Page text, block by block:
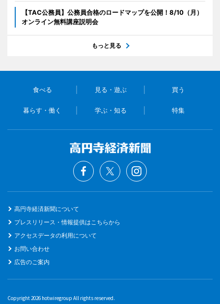
【TAC公務員】公務員合格のロードマップを公開！8/10（月）
オンライン無料講座説明会
もっと見る
食べる 見る・遊ぶ 買う
暮らす・働く 学ぶ・知る 特集
高円寺経済新聞について
プレスリリース・情報提供はこちらから
アクセスデータの利用について
お問い合わせ
広告のご案内
Copyright 2026 hotwiregroup All rights reserved.